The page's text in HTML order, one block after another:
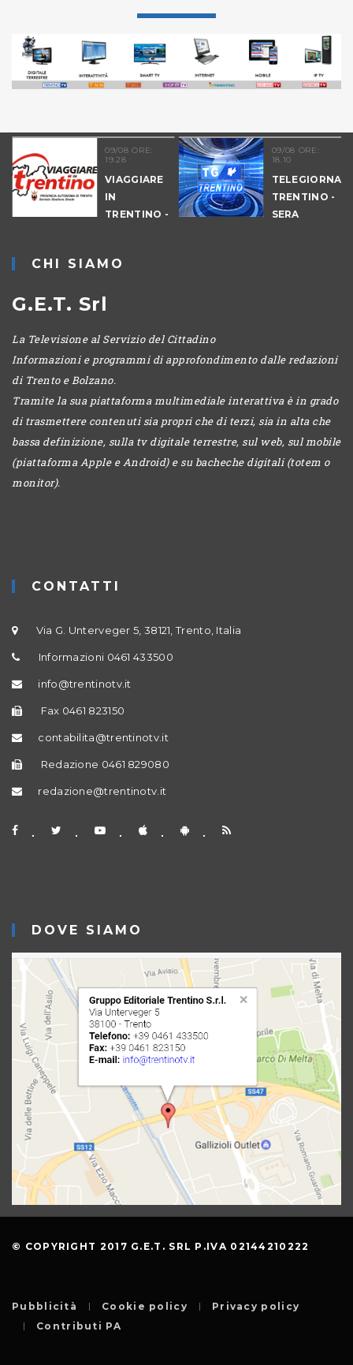
09/08 ORE:
19.28
VIAGGIARE
IN
TRENTINO -
09/08 ORE:
18.10
TRENTINO -
SERA
CHI SIAMO
G.E.T. Srl
La Televisione al Servizio del Cittadino
Informazioni e programmi di approfondimento dalle redazioni
di Trento e Bolzano.
Tramite la sua piattaforma multimediale interattiva è in grado
di trasmettere contenuti sia propri che di terzi, sia in alta che
bassa definizione, sulla tv digitale terrestre, sul web, sul mobile
(piattaforma Apple e Android) e su bacheche digitali (totem o
monitor).
CONTATTI
Via G. Unterveger 5, 38121, Trento, Italia
Informazioni 0461 433500
info@trentinotv.it
Fax 0461 823150
contabilita@trentinotv.it
Redazione 0461 829080
redazione@trentinotv.it
DOVE SIAMO
© COPYRIGHT 2017 G.E.T. SRL P.IVA 02144210222
Pubblicità Cookie policy
Privacy policy
Contributi PA